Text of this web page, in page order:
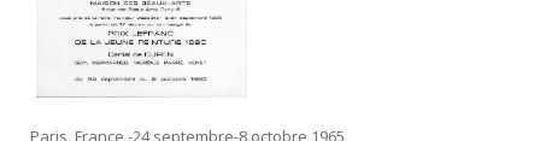
Paris, France -24 septembre-8 octobre 1965